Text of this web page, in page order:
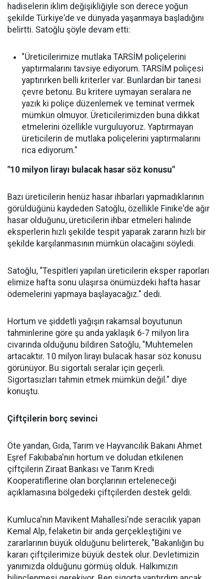
hadiselerin iklim değişikliğiyle son derece yoğun
şekilde Türkiye'de ve dünyada yaşanmaya başladığını
belirtti. Satoğlu şöyle devam etti:
"Üreticilerimize mutlaka TARSİM poliçelerini
yaptırmalarını tavsiye ediyorum. TARSİM poliçesi
yaptırırken belli kriterler var. Bunlardan bir tanesi
çevre betonu. Bu kritere uymayan seralara ne
yazık ki poliçe düzenlemek ve teminat vermek
mümkün olmuyor. Üreticilerimizden buna dikkat
etmelerini özellikle vurguluyoruz. Yaptırmayan
üreticilerin de mutlaka poliçelerini yaptırmalarını
rica ediyorum."
"10 milyon lirayı bulacak hasar söz konusu"
Bazı üreticilerin henüz hasar ihbarları yapmadıklarının
görüldüğünü kaydeden Satoğlu, özellikle Finike'de ağır
hasar olduğunu, üreticilerin ihbar etmeleri halinde
eksperlerin hızlı şekilde tespit yaparak zararın hızlı bir
şekilde karşılanmasının mümkün olacağını söyledi.
Satoğlu, "Tespitleri yapılan üreticilerin eksper raporları
elimize hafta sonu ulaşırsa önümüzdeki hafta hasar
ödemelerini yapmaya başlayacağız." dedi.
Hortum ve şiddetli yağışın rakamsal boyutunun
tahminlerine göre şu anda yaklaşık 6-7 milyon lira
civarında olduğunu bildiren Satoğlu, "Muhtemelen
artacaktır. 10 milyon lirayı bulacak hasar söz konusu
görünüyor. Bu sigortalı seralar için geçerli.
Sigortasızları tahmin etmek mümkün değil." diye
konuştu.
Çiftçilerin borç sevinci
Öte yandan, Gıda, Tarım ve Hayvancılık Bakanı Ahmet
Eşref Fakıbaba'nın hortum ve doludan etkilenen
çiftçilerin Ziraat Bankası ve Tarım Kredi
Kooperatiflerine olan borçlarının erteleneceği
açıklamasına bölgedeki çiftçilerden destek geldi.
Kumluca'nın Mavikent Mahallesi'nde seracılık yapan
Kemal Alp, felaketin bir anda gerçekleştiğini ve
zararlarının büyük olduğunu belirterek, "Bakanlığın bu
kararı çiftçilerimize büyük destek olur. Devletimizin
yanımızda olduğunu görmüş olduk. Halkımızın